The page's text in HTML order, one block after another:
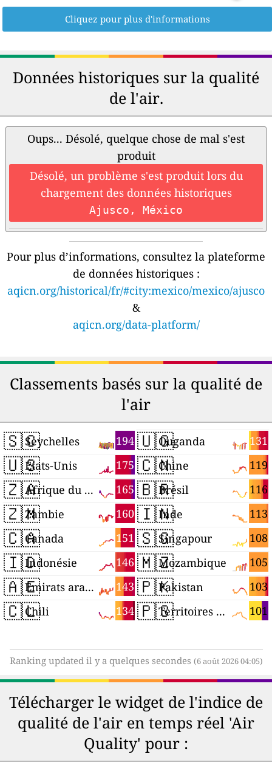
Cliquez pour plus d'informations
Données historiques sur la qualité
de l'air.
Oups... Désolé, quelque chose de mal s'est
produit
Désolé, un problème s'est produit lors du
chargement des données historiques
Ajusco, México
Pour plus d’informations, consultez la plateforme
de données historiques :
aqicn.org/historical/fr/#city:mexico/mexico/ajusco
&
aqicn.org/data-platform/
Classements basés sur la qualité de
l'air
🇸🇨 194
Seychelles
🇺🇸 175
États-Unis
🇿🇦 165
Afrique du Sud
🇿🇲 160
Zambie
🇨🇦 151
Canada
🇮🇩 146
Indonésie
🇦🇪 143
Émirats arabes unis
🇨🇱 134
Chili
🇺🇬 131
Ouganda
🇨🇳 119
Chine
🇧🇷 116
Brésil
🇮🇳 113
Inde
🇸🇬 108
Singapour
🇲🇿 105
Mozambique
🇵🇰 103
Pakistan
🇵🇸 101
Territoires palestiniens
Ranking updated il y a quelques secondes (6 août 2026 04:05)
Télécharger le widget de l'indice de
qualité de l'air en temps réel 'Air
Quality' pour :